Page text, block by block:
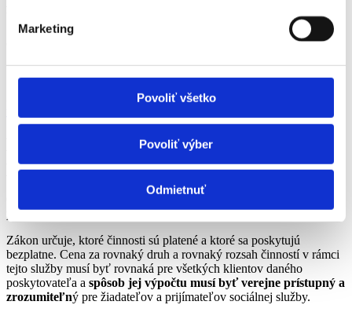
Marketing
Povoliť všetko
Povoliť výber
Odmietnuť
3. Výber poskytovateľa služby
Zoznam Úradov práce, sociálnych vecí a rodiny najdete na
Na čo si dať pozor pri zmluve s
poskytovateľom sociálnej služby?
prípadne aká suma sa dopláca.
Zákon určuje, ktoré činnosti sú platené a ktoré sa poskytujú
bezplatne. Cena za rovnaký druh a rovnaký rozsah činností v rámci
tejto služby musí byť rovnaká pre všetkých klientov daného
poskytovateľa a spôsob jej výpočtu musí byť verejne prístupný a
zrozumiteľný pre žiadateľov a prijímateľov sociálnej služby.